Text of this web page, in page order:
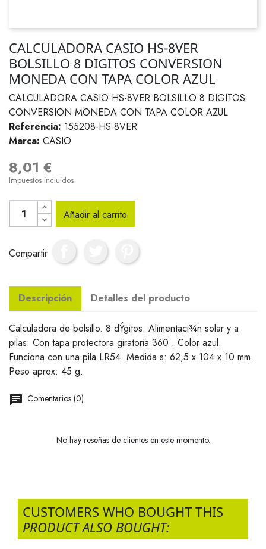
CALCULADORA CASIO HS-8VER
BOLSILLO 8 DIGITOS CONVERSION
MONEDA CON TAPA COLOR AZUL
CALCULADORA CASIO HS-8VER BOLSILLO 8 DIGITOS
CONVERSION MONEDA CON TAPA COLOR AZUL
Referencia: 155208-HS-8VER
Marca: CASIO
8,01 €
Impuestos incluidos
Añadir al carrito
Compartir
Descripción Detalles del producto
Calculadora de bolsillo. 8 dÝgitos. Alimentaci¾n solar y a
pilas. Con tapa protectora giratoria 360 . Color azul.
Funciona con una pila LR54. Medida s: 62,5 x 104 x 10 mm.
Peso aprox: 45 g.
Comentarios (0)
No hay reseñas de clientes en este momento.
CUSTOMERS WHO BOUGHT THIS
PRODUCT ALSO BOUGHT: